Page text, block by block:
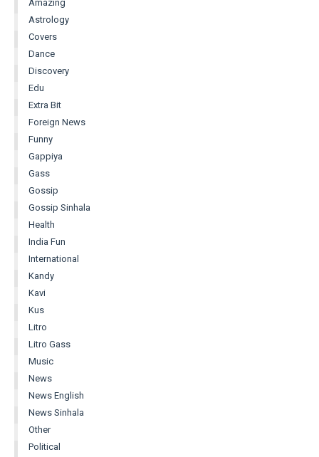
Amazing
Astrology
Covers
Dance
Discovery
Edu
Extra Bit
Foreign News
Funny
Gappiya
Gass
Gossip
Gossip Sinhala
Health
India Fun
International
Kandy
Kavi
Kus
Litro
Litro Gass
Music
News
News English
News Sinhala
Other
Political